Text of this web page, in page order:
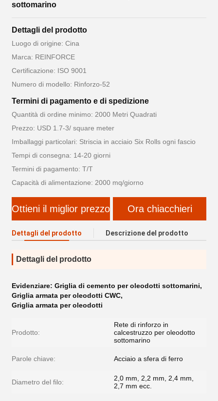
sottomarino
Dettagli del prodotto
Luogo di origine: Cina
Marca: REINFORCE
Certificazione: ISO 9001
Numero di modello: Rinforzo-52
Termini di pagamento e di spedizione
Quantità di ordine minimo: 2000 Metri Quadrati
Prezzo: USD 1.7-3/ square meter
Imballaggi particolari: Striscia in acciaio Six Rolls ogni fascio
Tempi di consegna: 14-20 giorni
Termini di pagamento: T/T
Capacità di alimentazione: 2000 mq/giorno
Ottieni il miglior prezzo Ora chiacchieri
Dettagli del prodotto Descrizione del prodotto
Dettagli del prodotto
Evidenziare: Griglia di cemento per oleodotti sottomarini,
Griglia armata per oleodotti CWC,
Griglia armata per oleodotti
Prodotto:
Rete di rinforzo in
calcestruzzo per oleodotto
sottomarino
Parole chiave: Acciaio a sfera di ferro
Diametro del filo:
2,0 mm, 2,2 mm, 2,4 mm,
2,7 mm ecc.